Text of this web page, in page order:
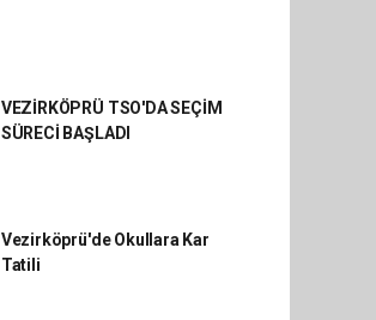
VEZİRKÖPRÜ TSO'DA SEÇİM
SÜRECİ BAŞLADI
Vezirköprü'de Okullara Kar
Tatili